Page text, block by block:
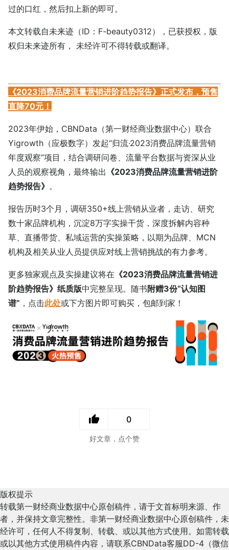
过的口红，然后扣上新的即可。
本文转载自未来迹（ID：F-beauty0312），已获授权，版
权归未来迹所有， 未经许可不得转载或翻译。
《2023消费品牌流量营销进阶趋势报告》正式发布，预售
直降70元！
2023年伊始，CBNData（第一财经商业数据中心）联合
Yigrowth（应极数字）发起“归流·2023消费品牌流量营销
年度观察”项目，结合调研问卷、流量平台数据与资深从业
人员的观察视角，最终输出 《2023消费品牌流量营销进阶
趋势报告》 。
报告历时3个月，调研350+线上营销从业者，走访、研究
数十家品牌机构，沉淀8万字实操干货，深度拆解内容种
草、直播带货、私域运营的实操策略，以期为品牌、MCN
机构及相关从业人员提供应对线上营销挑战的有力参考。
更多独家观点及实操建议将在 《2023消费品牌流量营销进
阶趋势报告》纸质版中完整呈现。随书附赠3份“认知图
谱” ，点击此处或下方图片即可购买，包邮到家！
0
好文章，点个赞
版权提示
转载第一财经商业数据中心原创稿件，请于文首标明来源、作
者，并保持文章完整性。非第一财经商业数据中心原创稿件，未
经许可，任何人不得复制、转载、或以其他方式使用。如需转载
或以其他方式使用稿件内容，请联系CBNData客服DD-4（微信